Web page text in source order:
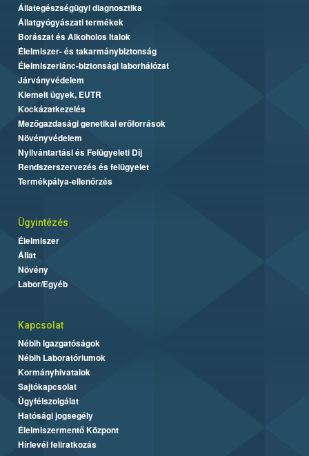
Állategészségügyi diagnosztika
Állatgyógyászati termékek
Borászat és Alkoholos Italok
Élelmiszer- és takarmánybiztonság
Élelmiszerlánc-biztonsági laborhálózat
Járványvédelem
Kiemelt ügyek, EUTR
Kockázatkezelés
Mezőgazdasági genetikai erőforrások
Növényvédelem
Nyilvántartási és Felügyeleti Díj
Rendszerszervezés és felügyelet
Termékpálya-ellenőrzés
Ügyintézés
Élelmiszer
Állat
Növény
Labor/Egyéb
Kapcsolat
Nébih Igazgatóságok
Nébih Laboratóriumok
Kormányhivatalok
Sajtókapcsolat
Ügyfélszolgálat
Hatósági jogsegély
Élelmiszermentő Központ
Hírlevél feliratkozás